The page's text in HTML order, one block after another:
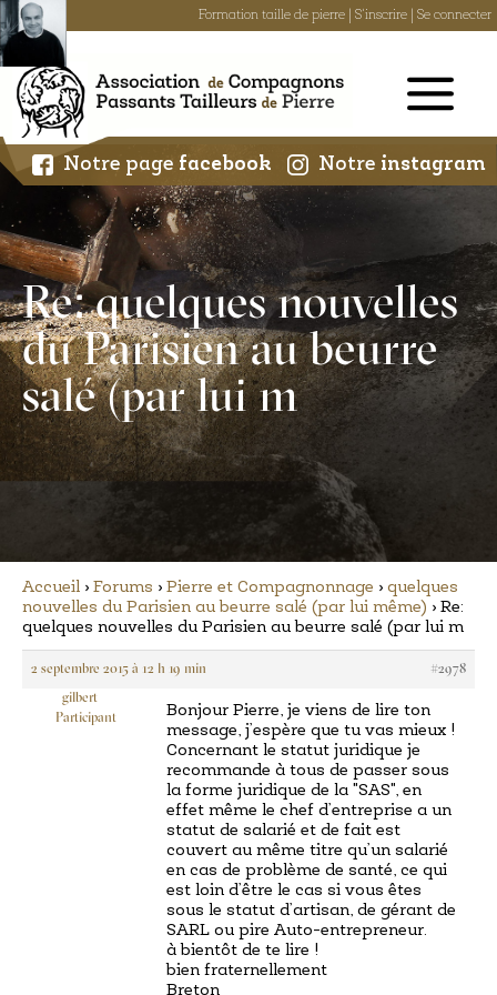
Formation taille de pierre S'inscrire Se connecter
Skip
to
content
Notre page facebook Notre instagram
Re: quelques nouvelles
du Parisien au beurre
salé (par lui m
Accueil › Forums › Pierre et Compagnonnage › quelques
nouvelles du Parisien au beurre salé (par lui même) › Re:
quelques nouvelles du Parisien au beurre salé (par lui m
2 septembre 2015 à 12 h 19 min #2978
gilbert
Participant
Bonjour Pierre, je viens de lire ton
message, j’espère que tu vas mieux !
Concernant le statut juridique je
recommande à tous de passer sous
la forme juridique de la "SAS", en
effet même le chef d’entreprise a un
statut de salarié et de fait est
couvert au même titre qu’un salarié
en cas de problème de santé, ce qui
est loin d’être le cas si vous êtes
sous le statut d’artisan, de gérant de
SARL ou pire Auto-entrepreneur.
à bientôt de te lire !
bien fraternellement
Breton